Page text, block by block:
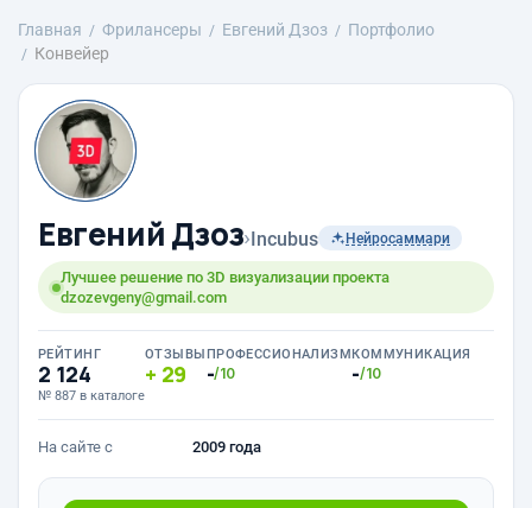
Главная Фрилансеры Евгений Дзоз
Портфолио
Конвейер
Евгений Дзоз›Incubus Нейросаммари
Лучшее решение по 3D визуализации проекта
dzozevgeny@gmail.com
РЕЙТИНГ
2 124
№ 887 в каталоге
ОТЗЫВЫ
29
ПРОФЕССИОНАЛИЗМ
-/10
КОММУНИКАЦИЯ
-/10
На сайте с 2009 года